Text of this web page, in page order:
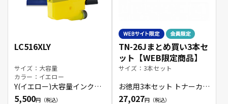
LC516XLY
サイズ：大容量
カラー：イエロー
Y(イエロー)大容量インクカ
ートリッジ
5,500
TN-26Jまとめ買い3本セ
ット【WEB限定商品】
サイズ：3本セット
お徳用3本セット トナーカー
トリッジ
27,027